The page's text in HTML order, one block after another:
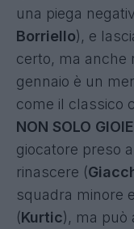
una piega
Borriello), e
certo, ma anche
gennaio è un
come il classico
NON SOLO
giocatore preso
rinascere (
squadra minore
(Kurtic), ma può